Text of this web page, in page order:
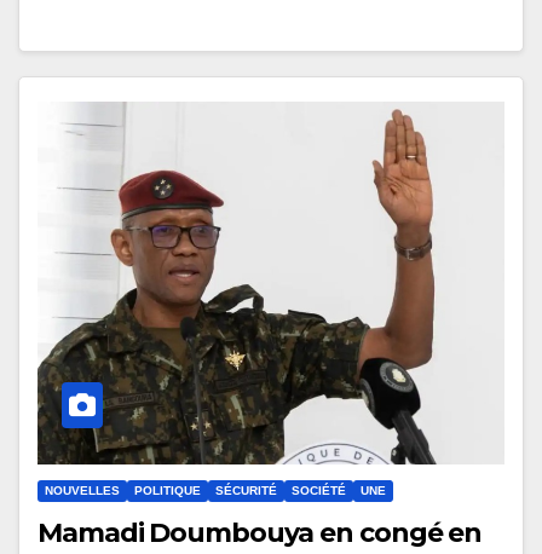
NOUVELLES POLITIQUE SÉCURITÉ SOCIÉTÉ UNE
Mamadi Doumbouya en congé en